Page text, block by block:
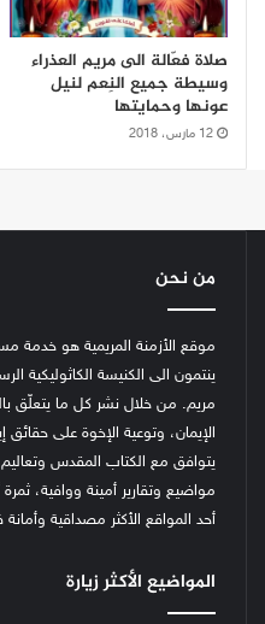
صلاة فعّالة الى مريم العذراء
وسيطة جميع النِعم لنيل
عونها وحمايتها
12 مارس، 2018
من نحن
موقع الأزمنة المريمية هو خدمة
ينتمون الى الكنيسة الكاثوليكية
مريم. من خلال نشر كل ما يتعلّق
الإيمان، وتوعية الإخوة على
يتوافق مع الكتاب المقدس
مواضيع وتقارير أمينة ووافية،
أحد المواقع الأكثر مصداقية
المواضيع الأكثر زيارة